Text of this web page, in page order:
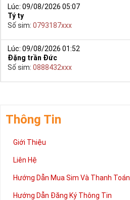
Lúc: 09/08/2026 05:07
Tý ty
Số sim: 0793187xxx
Lúc: 09/08/2026 01:52
Đặng trần Đức
Số sim: 0888432xxx
Thông Tin
Giới Thiệu
Liên Hệ
Hướng Dẫn Mua Sim Và Thanh Toán
Hướng Dẫn Đăng Ký Thông Tin